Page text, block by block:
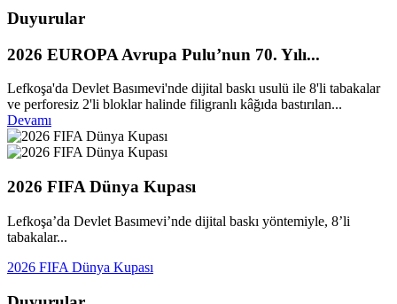
Duyurular
2026 EUROPA Avrupa Pulu’nun 70. Yılı...
Lefkoşa'da Devlet Basımevi'nde dijital baskı usulü ile 8'li tabakalar
ve perforesiz 2'li bloklar halinde filigranlı kâğıda bastırılan...
Devamı
2026 FIFA Dünya Kupası
Lefkoşa’da Devlet Basımevi’nde dijital baskı yöntemiyle, 8’li
tabakalar...
2026 FIFA Dünya Kupası